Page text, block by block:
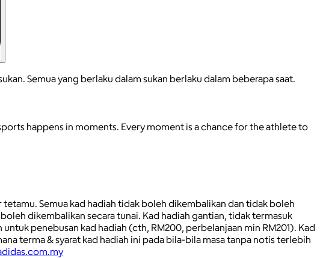
Semua yang berlaku dalam sukan berlaku dalam beberapa saat.
happens in moments. Every moment is a chance for the athlete to
Semua kad hadiah tidak boleh dikembalikan dan tidak boleh
dikembalikan secara tunai. Kad hadiah gantian, tidak termasuk
penebusan kad hadiah (cth, RM200, perbelanjaan min RM201). Kad
terma & syarat kad hadiah ini pada bila-bila masa tanpa notis terlebih